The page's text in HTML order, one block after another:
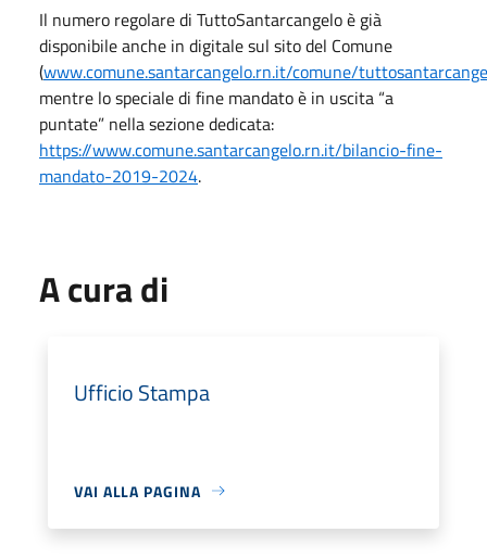
Il numero regolare di TuttoSantarcangelo è già
disponibile anche in digitale sul sito del Comune
(www.comune.santarcangelo.rn.it/comune/
mentre lo speciale di fine mandato è in uscita “a
puntate” nella sezione dedicata:
https://www.comune.santarcangelo.rn.it/bilancio-fine-
mandato-2019-2024.
A cura di
Ufficio Stampa
VAI ALLA PAGINA